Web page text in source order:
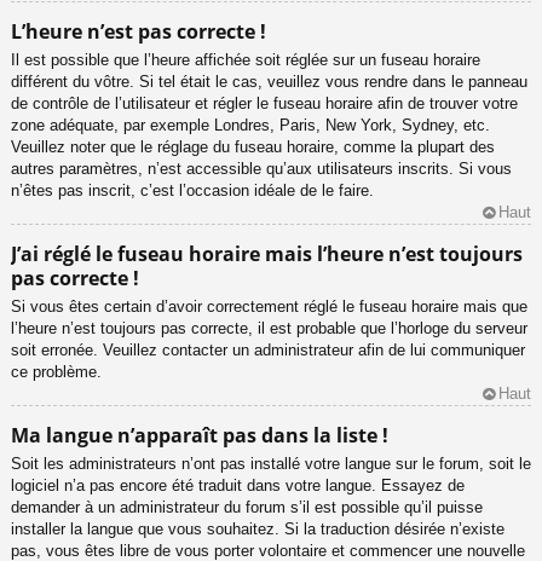
L’heure n’est pas correcte !
Il est possible que l’heure affichée soit réglée sur un fuseau horaire
différent du vôtre. Si tel était le cas, veuillez vous rendre dans le panneau
de contrôle de l’utilisateur et régler le fuseau horaire afin de trouver votre
zone adéquate, par exemple Londres, Paris, New York, Sydney, etc.
Veuillez noter que le réglage du fuseau horaire, comme la plupart des
autres paramètres, n’est accessible qu’aux utilisateurs inscrits. Si vous
n’êtes pas inscrit, c’est l’occasion idéale de le faire.
Haut
J’ai réglé le fuseau horaire mais l’heure n’est toujours
pas correcte !
Si vous êtes certain d’avoir correctement réglé le fuseau horaire mais que
l’heure n’est toujours pas correcte, il est probable que l’horloge du serveur
soit erronée. Veuillez contacter un administrateur afin de lui communiquer
ce problème.
Haut
Ma langue n’apparaît pas dans la liste !
Soit les administrateurs n’ont pas installé votre langue sur le forum, soit le
logiciel n’a pas encore été traduit dans votre langue. Essayez de
demander à un administrateur du forum s’il est possible qu’il puisse
installer la langue que vous souhaitez. Si la traduction désirée n’existe
pas, vous êtes libre de vous porter volontaire et commencer une nouvelle